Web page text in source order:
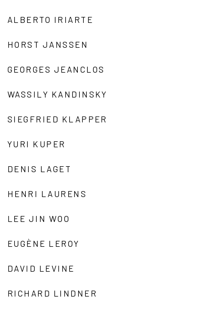
ALBERTO IRIARTE
HORST JANSSEN
GEORGES JEANCLOS
WASSILY KANDINSKY
SIEGFRIED KLAPPER
YURI KUPER
DENIS LAGET
HENRI LAURENS
LEE JIN WOO
EUGÈNE LEROY
DAVID LEVINE
RICHARD LINDNER